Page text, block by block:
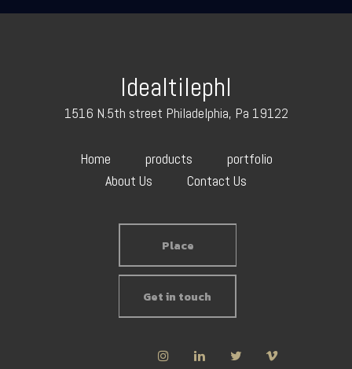
Idealtilephl
1516 N.5th street Philadelphia, Pa 19122
Home products
portfolio
About Us
Contact Us
Place
Get in touch